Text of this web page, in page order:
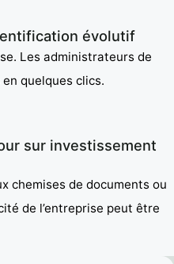
évolutif
Les administrateurs de
quelques clics.
sur investissement
chemises de documents ou
de l’entreprise peut être